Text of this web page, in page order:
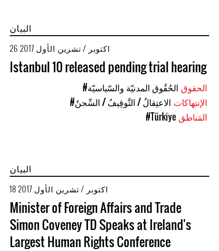
البيان
26 اكتوبر / تشرين الأول 2017
Istanbul 10 released pending trial hearing
#الحُقُوق المدنيّة والسّياسيّة
#الاعتِقالُ / التَّوقِيفُ / السِّجنُ
#Türkiye
البيان
18 اكتوبر / تشرين الأول 2017
Minister of Foreign Affairs and Trade
Simon Coveney TD Speaks at Ireland's
Largest Human Rights Conference